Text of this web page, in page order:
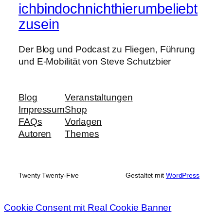
ichbindochnichthierumbeliebt
zusein
Der Blog und Podcast zu Fliegen, Führung
und E-Mobilität von Steve Schutzbier
Blog
Impressum
FAQs
Autoren
Veranstaltungen
Shop
Vorlagen
Themes
Twenty Twenty-Five Gestaltet mit WordPress
Cookie Consent mit Real Cookie Banner